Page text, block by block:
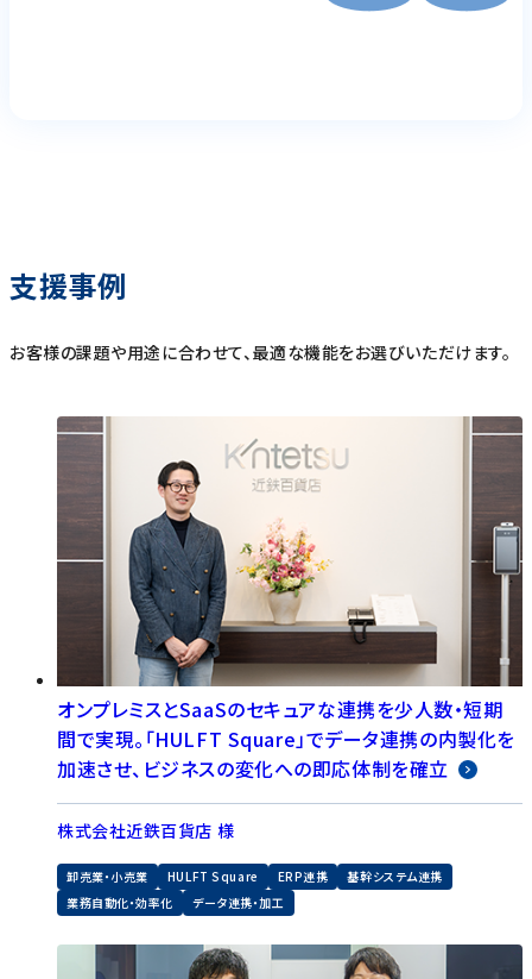
支援事例
お客様の課題や用途に合わせて、最適な機能をお選びいただけます。
オンプレミスとSaaSのセキュアな連携を少人数・短期
間で実現。「HULFT Square」でデータ連携の内製化を
加速させ、ビジネスの変化への即応体制を確立
株式会社近鉄百貨店 様
卸売業・小売業 HULFT Square ERP連携
基幹システム連携
業務自動化・効率化
データ連携・加工